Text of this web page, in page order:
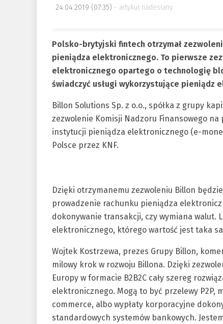
24.04.2019 (07:35) artykuł nadesłany
Polsko-brytyjski fintech otrzymał
pieniądza elektronicznego. To pierwsze
elektronicznego opartego o technologię
świadczyć usługi wykorzystujące pieniądz
Billon Solutions Sp. z o.o., spółka z grupy
zezwolenie Komisji Nadzoru Finansowego
instytucji pieniądza elektronicznego (e-
Polsce przez KNF.
Dzięki otrzymanemu zezwoleniu Billon
prowadzenie rachunku pieniądza
dokonywanie transakcji, czy wymiana walut.
elektronicznego, którego wartość jest taka
Wojtek Kostrzewa, prezes Grupy Billon,
milowy krok w rozwoju Billona. Dzięki
Europy w formacie B2B2C cały szereg
elektronicznego. Mogą to być przelewy P2P,
commerce, albo wypłaty korporacyjne
standardowych systemów bankowych.